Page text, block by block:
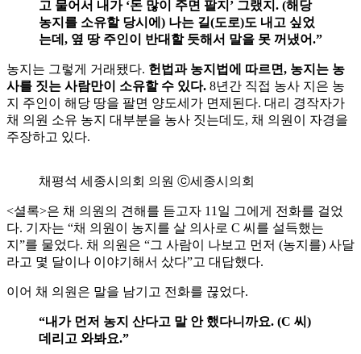
고 물어서 내가 ‘돈 많이 주면 팔지’ 그랬지. (해당
농지를 소유할 당시에) 나는 길(도로)도 내고 싶었
는데, 옆 땅 주인이 반대할 듯해서 말을 못 꺼냈어.”
농지는 그렇게 거래됐다. 헌법과 농지법에 따르면, 농지는 농
사를 짓는 사람만이 소유할 수 있다. 8년간 직접 농사 지은 농
지 주인이 해당 땅을 팔면 양도세가 면제된다. 대리 경작자가
채 의원 소유 농지 대부분을 농사 짓는데도, 채 의원이 자경을
주장하고 있다.
채평석 세종시의회 의원 ⓒ세종시의회
<셜록>은 채 의원의 견해를 듣고자 11일 그에게 전화를 걸었
다. 기자는 “채 의원이 농지를 살 의사로 C 씨를 설득했는
지”를 물었다. 채 의원은 “그 사람이 나보고 먼저 (농지를) 사달
라고 몇 달이나 이야기해서 샀다”고 대답했다.
이어 채 의원은 말을 남기고 전화를 끊었다.
“내가 먼저 농지 산다고 말 안 했다니까요. (C 씨)
데리고 와봐요.”